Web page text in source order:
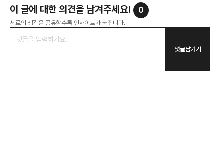
이 글에 대한 의견을 남겨주세요! 0
서로의 생각을 공유할수록 인사이트가 커집니다.
댓글남기기